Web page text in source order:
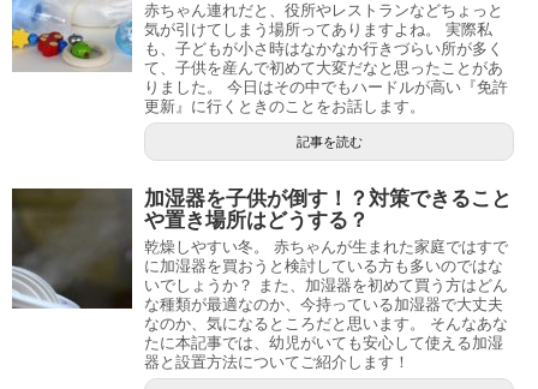
赤ちゃん連れだと、役所やレストランなどちょっと
気が引けてしまう場所ってありますよね。 実際私
も、子どもが小さ時はなかなか行きづらい所が多く
て、子供を産んで初めて大変だなと思ったことがあ
りました。 今日はその中でもハードルが高い『免許
更新』に行くときのことをお話します。
記事を読む
加湿器を子供が倒す！？対策できること
や置き場所はどうする？
乾燥しやすい冬。 赤ちゃんが生まれた家庭ではすで
に加湿器を買おうと検討している方も多いのではな
いでしょうか？ また、加湿器を初めて買う方はどん
な種類が最適なのか、今持っている加湿器で大丈夫
なのか、気になるところだと思います。 そんなあな
たに本記事では、幼児がいても安心して使える加湿
器と設置方法についてご紹介します！